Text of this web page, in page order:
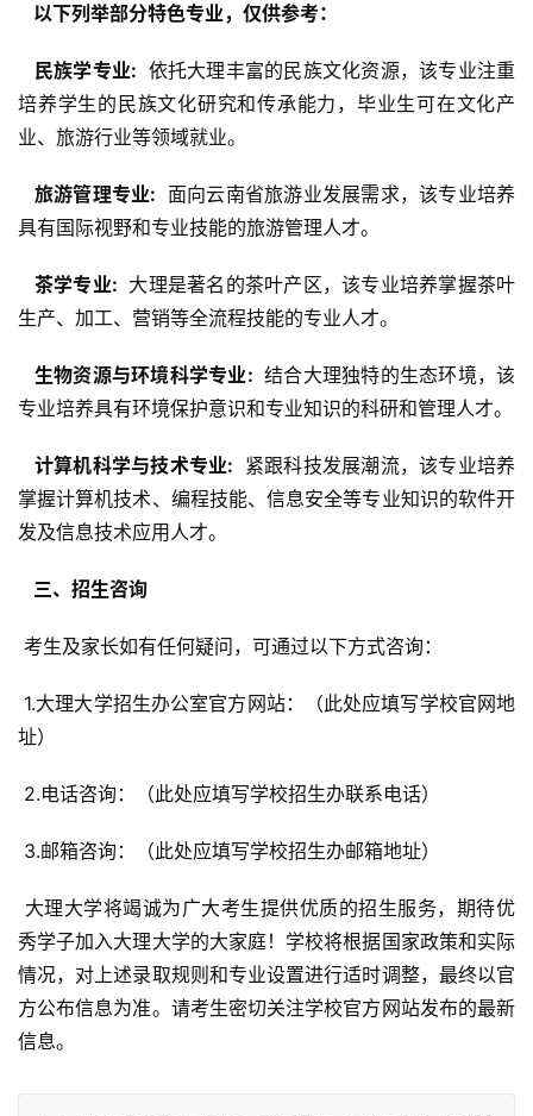
  以下列举部分特色专业，仅供参考：
  民族学专业:
依托大理丰富的民族文化资源，该专业注重
培养学生的民族文化研究和传承能力，毕业生可在文化产
业、旅游行业等领域就业。
  旅游管理专业:
面向云南省旅游业发展需求，该专业培养
具有国际视野和专业技能的旅游管理人才。
  茶学专业:
大理是著名的茶叶产区，该专业培养掌握茶叶
生产、加工、营销等全流程技能的专业人才。
  生物资源与环境科学专业:
结合大理独特的生态环境，该
专业培养具有环境保护意识和专业知识的科研和管理人才。
  计算机科学与技术专业:
紧跟科技发展潮流，该专业培养
掌握计算机技术、编程技能、信息安全等专业知识的软件开
发及信息技术应用人才。
  三、招生咨询
考生及家长如有任何疑问，可通过以下方式咨询：
址）
2.电话咨询：（此处应填写学校招生办联系电话）
3.邮箱咨询：（此处应填写学校招生办邮箱地址）
秀学子加入大理大学的大家庭！学校将根据国家政策和实际
情况，对上述录取规则和专业设置进行适时调整，最终以官
方公布信息为准。请考生密切关注学校官方网站发布的最新
信息。